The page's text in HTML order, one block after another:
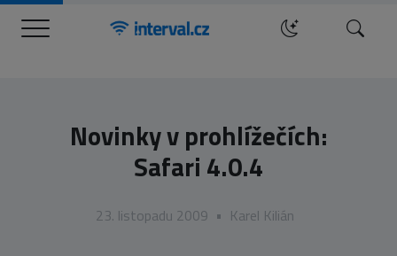
Menu Hledat
Novinky v prohlížečích:
Safari 4.0.4
23. listopadu 2009 • Karel Kilián